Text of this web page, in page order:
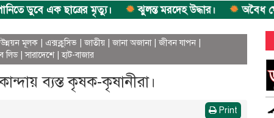
এক ছাত্রের মৃত্যু। ঝুলন্ত মরদেহ উদ্ধার। অবৈধ ঘের
উন্নয়ন মূলক এক্সক্লুসিভ |জাতীয় |জানা অজানা|জীবন যাপন
লিড|সারাদেশে|হাট-বাজার
ব্যস্ত কৃষক-কৃষানীরা।
Print